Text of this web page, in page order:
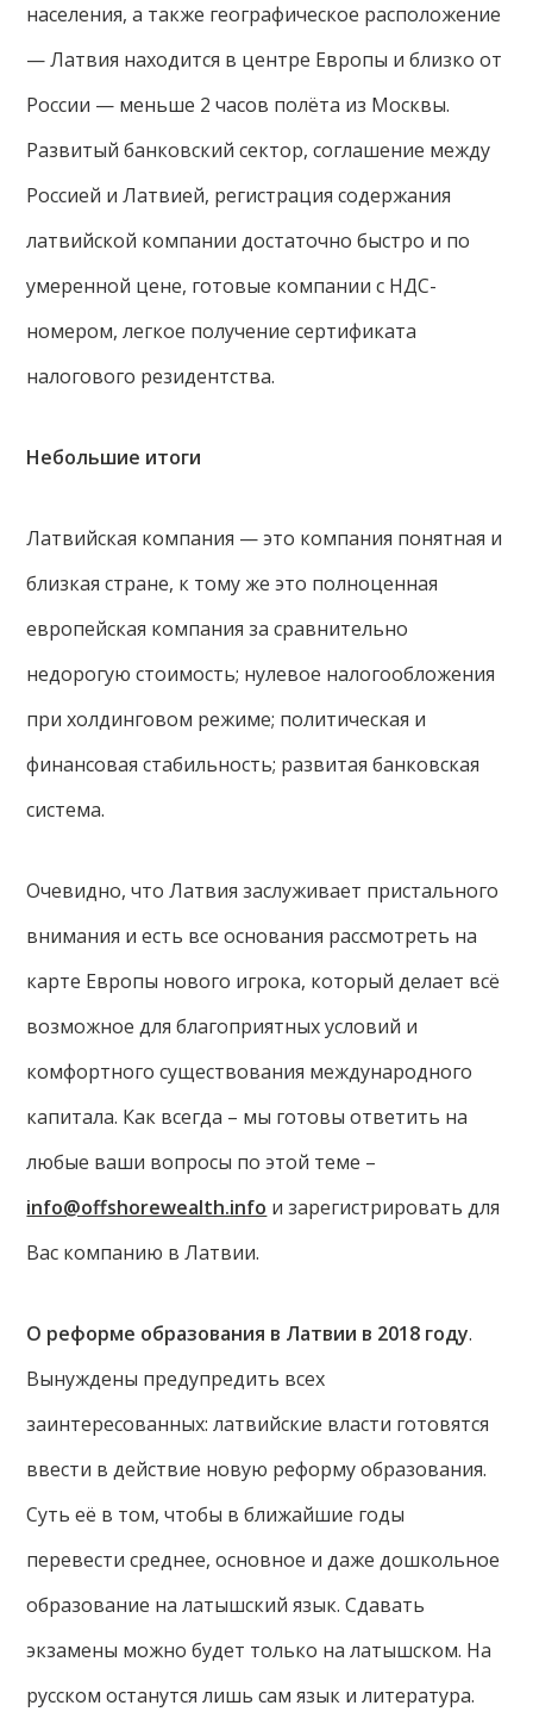
населения, а также географическое расположение
— Латвия находится в центре Европы и близко от
России — меньше 2 часов полёта из Москвы.
Развитый банковский сектор, соглашение между
Россией и Латвией, регистрация содержания
латвийской компании достаточно быстро и по
умеренной цене, готовые компании с НДС-
номером, легкое получение сертификата
налогового резидентства.
Небольшие итоги
Латвийская компания — это компания понятная и
близкая стране, к тому же это полноценная
европейская компания за сравнительно
недорогую стоимость; нулевое налогообложения
при холдинговом режиме; политическая и
финансовая стабильность; развитая банковская
система.
Очевидно, что Латвия заслуживает пристального
внимания и есть все основания рассмотреть на
карте Европы нового игрока, который делает всё
возможное для благоприятных условий и
комфортного существования международного
капитала. Как всегда – мы готовы ответить на
любые ваши вопросы по этой теме –
info@offshorewealth.info и зарегистрировать для
Вас компанию в Латвии.
О реформе образования в Латвии в 2018 году.
Вынуждены предупредить всех
заинтересованных: латвийские власти готовятся
ввести в действие новую реформу образования.
Суть её в том, чтобы в ближайшие годы
перевести среднее, основное и даже дошкольное
образование на латышский язык. Сдавать
экзамены можно будет только на латышском. На
русском останутся лишь сам язык и литература.